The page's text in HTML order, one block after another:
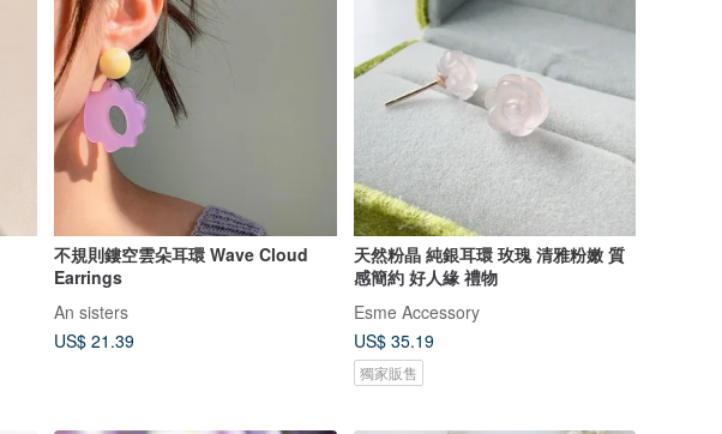
不規則鏤空雲朵耳環 Wave Cloud
Earrings
An sisters
US$ 21.39
天然粉晶 純銀耳環 玫瑰 清雅粉嫩 質
感簡約 好人緣 禮物
Esme Accessory
US$ 35.19
獨家販售